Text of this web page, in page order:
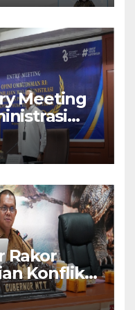
Meeting
Pelayanan
Jadi
Rakor
Konflik